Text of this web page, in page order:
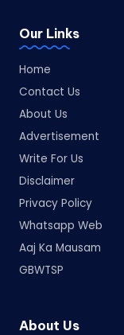
Our Links
Home
Contact Us
About Us
Advertisement
Write For Us
Disclaimer
Privacy Policy
Whatsapp Web
Aaj Ka Mausam
GBWTSP
About Us